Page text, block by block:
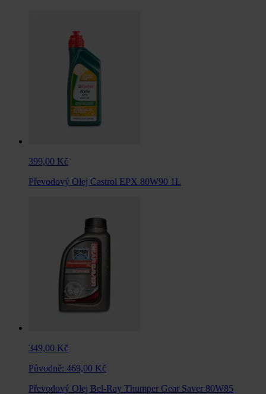
399,00 Kč
Převodový Olej Castrol EPX 80W90 1L
349,00 Kč
Původně: 469,00 Kč
Převodový Olej Bel-Ray Thumper Gear Saver 80W85